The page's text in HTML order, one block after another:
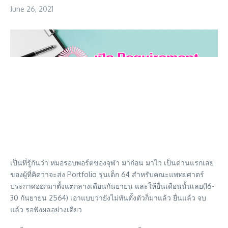
June 26, 2021
เป็นที่รู้กันว่า หมอรอบพอร์ตของจุฬา มาก่อน มาไว เป็นด่านแรกเลย
ของผู้ที่คิดว่าจะส่ง Portfolio รุ่นเด็ก 64 สำหรับคณะแพทยศาตร์
ประกาศออกมาตั้งแต่กลางเดือนกันยายน และให้ยื่นเดือนนั้นเลย(16-
30 กันยายน 2564) เอาแบบว่ายังไม่ทันตั้งตัวก็มาแล้ว ยื่นแล้ว จบ
แล้ว รอฟังผลอย่างเดียว